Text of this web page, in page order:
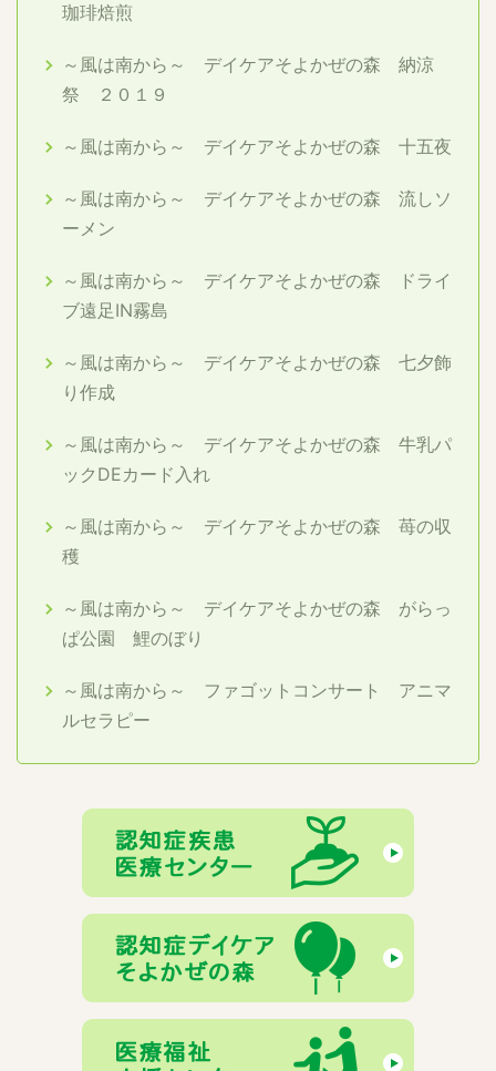
珈琲焙煎
～風は南から～ デイケアそよかぜの森 納涼
祭 ２０１９
～風は南から～ デイケアそよかぜの森 十五夜
～風は南から～ デイケアそよかぜの森 流しソ
ーメン
～風は南から～ デイケアそよかぜの森 ドライ
ブ遠足IN霧島
～風は南から～ デイケアそよかぜの森 七夕飾
り作成
～風は南から～ デイケアそよかぜの森 牛乳パ
ックDEカード入れ
～風は南から～ デイケアそよかぜの森 苺の収
穫
～風は南から～ デイケアそよかぜの森 がらっ
ぱ公園 鯉のぼり
～風は南から～ ファゴットコンサート アニマ
ルセラピー